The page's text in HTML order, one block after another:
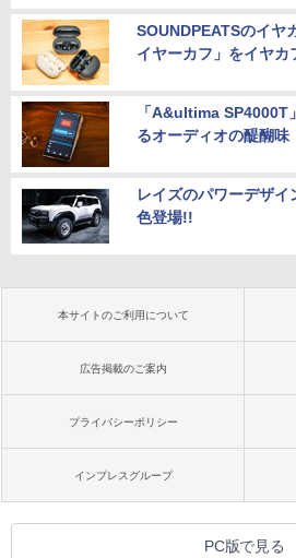
SOUNDPEATSのイヤ
イヤーカフ」をイヤカ
「A&ultima SP4000T
るオーディオの醍醐味
レイズのパワーデザ
色登場!!
本サイトのご利用について
広告掲載のご案内
プライバシーポリシー
インプレスグループ
PC版で見る